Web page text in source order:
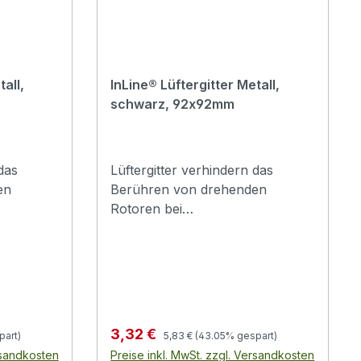
InLine® Lüftergitter Metall,
schwarz, 92x92mm
Lüftergitter verhindern das
Berühren von drehenden
Rotoren bei
Verkaufspreis:
3,32 € Regulärer Preis:
5,83 € (43.05% gespart)
Preise inkl. MwSt. zzgl. Versandkosten